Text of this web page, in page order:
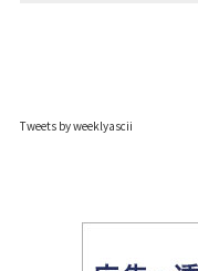
Tweets by weeklyascii